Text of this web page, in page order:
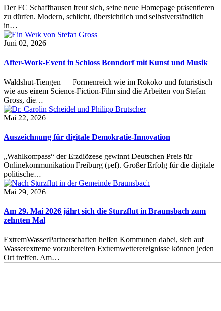
Der FC Schaffhausen freut sich, seine neue Homepage präsentieren
zu dürfen. Modern, schlicht, übersichtlich und selbstverständlich
in…
Juni 02, 2026
After-Work-Event in Schloss Bonndorf mit Kunst und Musik
Waldshut-Tiengen — Formenreich wie im Rokoko und futuristisch
wie aus einem Science-Fiction-Film sind die Arbeiten von Stefan
Gross, die…
Mai 22, 2026
Auszeichnung für digitale Demokratie-Innovation
„Wahlkompass“ der Erzdiözese gewinnt Deutschen Preis für
Onlinekommunikation Freiburg (pef). Großer Erfolg für die digitale
politische…
Mai 29, 2026
Am 29. Mai 2026 jährt sich die Sturzflut in Braunsbach zum
zehnten Mal
ExtremWasserPartnerschaften helfen Kommunen dabei, sich auf
Wasserextreme vorzubereiten Extremwetterereignisse können jeden
Ort treffen. Am…